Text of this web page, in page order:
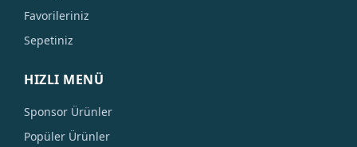
Favorileriniz
Sepetiniz
HIZLI MENÜ
Sponsor Ürünler
Popüler Ürünler